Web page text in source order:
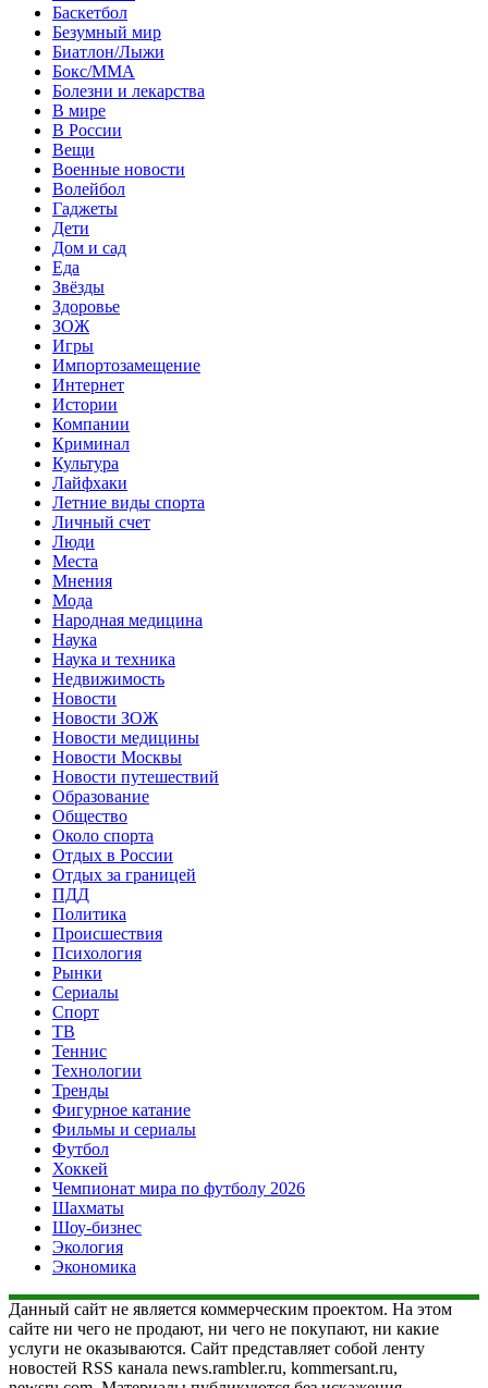
Баскетбол
Безумный мир
Биатлон/Лыжи
Бокс/MMA
Болезни и лекарства
В мире
В России
Вещи
Военные новости
Волейбол
Гаджеты
Дети
Дом и сад
Еда
Звёзды
Здоровье
ЗОЖ
Игры
Импортозамещение
Интернет
Истории
Компании
Криминал
Культура
Лайфхаки
Летние виды спорта
Личный счет
Люди
Места
Мнения
Мода
Народная медицина
Наука
Наука и техника
Недвижимость
Новости
Новости ЗОЖ
Новости медицины
Новости Москвы
Новости путешествий
Образование
Общество
Около спорта
Отдых в России
Отдых за границей
ПДД
Политика
Происшествия
Психология
Рынки
Сериалы
Спорт
ТВ
Теннис
Технологии
Тренды
Фигурное катание
Фильмы и сериалы
Футбол
Хоккей
Чемпионат мира по футболу 2026
Шахматы
Шоу-бизнес
Экология
Экономика
Данный сайт не является коммерческим проектом. На этом
сайте ни чего не продают, ни чего не покупают, ни какие
услуги не оказываются. Сайт представляет собой ленту
новостей RSS канала news.rambler.ru, kommersant.ru,